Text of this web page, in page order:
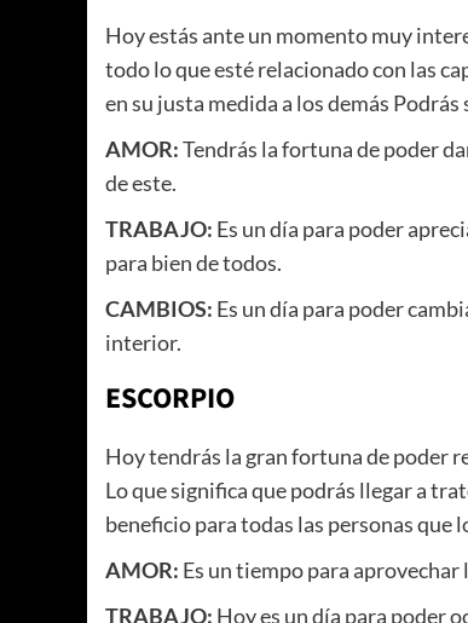
Hoy estás ante un momento muy
todo lo que esté relacionado con las
en su justa medida a los demás
AMOR:Tendrás la fortuna de poder
de este.
TRABAJO: Es un día para poder
para bien de todos.
CAMBIOS: Es un día para poder
interior.
ESCORPIO
Hoy tendrás la gran fortuna de poder
Lo que significa que podrás llegar a
beneficio para todas las personas que
AMOR: Es un tiempo para aprovechar
TRABAJO: Hoy es un día para poder